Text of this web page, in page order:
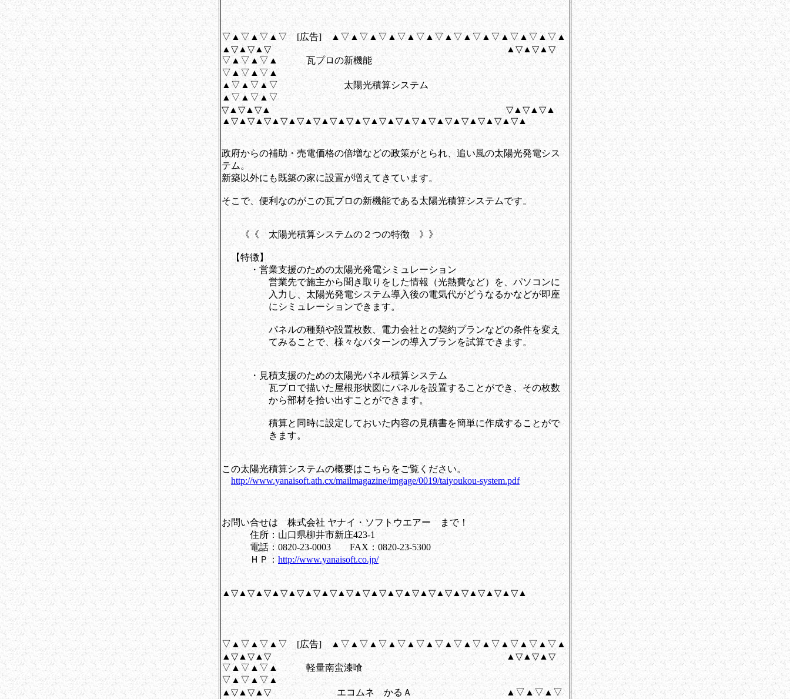
▽▲▽▲▽▲▽ [広告] ▲▽▲▽▲▽▲▽▲▽▲▽▲▽▲▽▲▽▲▽▲▽▲▽▲
▲▽▲▽▲▽ ▲▽▲▽▲▽
▽▲▽▲▽▲ 瓦プロの新機能
▽▲▽▲▽▲
▲▽▲▽▲▽ 太陽光積算システム
▲▽▲▽▲▽
▽▲▽▲▽▲ ▽▲▽▲▽▲
▲▽▲▽▲▽▲▽▲▽▲▽▲▽▲▽▲▽▲▽▲▽▲▽▲▽▲▽▲▽▲▽▲▽▲▽▲
政府からの補助・売電価格の倍増などの政策がとられ、追い風の太陽光発電シス
テム。
新築以外にも既築の家に設置が増えてきています。
そこで、便利なのがこの瓦プロの新機能である太陽光積算システムです。
《《 太陽光積算システムの２つの特徴 》》
【特徴】
・営業支援のための太陽光発電シミュレーション
営業先で施主から聞き取りをした情報（光熱費など）を、パソコンに
入力し、太陽光発電システム導入後の電気代がどうなるかなどが即座
にシミュレーションできます。
パネルの種類や設置枚数、電力会社との契約プランなどの条件を変え
てみることで、様々なパターンの導入プランを試算できます。
・見積支援のための太陽光パネル積算システム
瓦プロで描いた屋根形状図にパネルを設置することができ、その枚数
から部材を拾い出すことができます。
積算と同時に設定しておいた内容の見積書を簡単に作成することがで
きます。
この太陽光積算システムの概要はこちらをご覧ください。
http://www.yanaisoft.ath.cx/mailmagazine/imgage/0019/taiyoukou-system.pdf
お問い合せは 株式会社 ヤナイ・ソフトウエアー まで！
住所：山口県柳井市新庄423-1
電話：0820-23-0003 FAX：0820-23-5300
ＨＰ： http://www.yanaisoft.co.jp/
▲▽▲▽▲▽▲▽▲▽▲▽▲▽▲▽▲▽▲▽▲▽▲▽▲▽▲▽▲▽▲▽▲▽▲▽▲
▽▲▽▲▽▲▽ [広告] ▲▽▲▽▲▽▲▽▲▽▲▽▲▽▲▽▲▽▲▽▲▽▲▽▲
▲▽▲▽▲▽ ▲▽▲▽▲▽
▽▲▽▲▽▲ 軽量南蛮漆喰
▽▲▽▲▽▲
▲▽▲▽▲▽ エコムネ かるＡ ▲▽▲▽▲▽